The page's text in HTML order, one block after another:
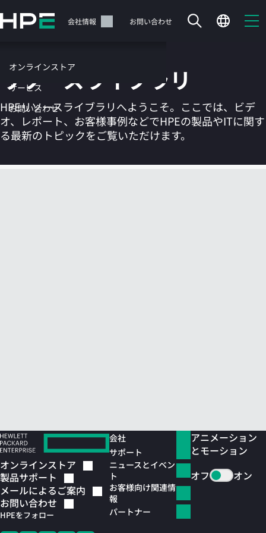
イ
テ
ツ
に
ス
ッ
サポート 会社情報 お問い合わせ
オンラインストア
サービス
お問い合わせ
カートは空です
リソースライブラリ
HPEリソースライブラリへようこそ。ここでは、ビデ
オ、レポート、お客様事例などでHPEの製品やITに関す
る最新のトピックをご覧いただけます。
オンラインストア
製品サポート
メールによるご案内
お問い合わせ
HPEをフォロー
会社
サポート
ニュースとイベン
ト
お客様向け関連情
報
パートナー
アニメーション
とモーション
オフ
オン